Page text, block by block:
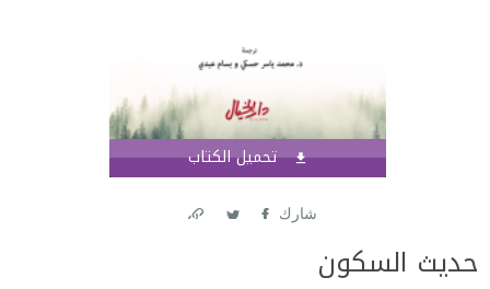
تحميل الكتاب
شارك
حديث السكون